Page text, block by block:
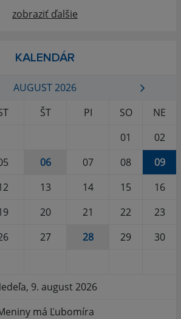
zobraziť ďalšie
KALENDÁR
AUGUST 2026
ŠT PI SO
NE
01
02
06 07 08
09
13 14 15
16
20 21 22
23
27 28 29
30
9. august 2026
má Ľubomíra